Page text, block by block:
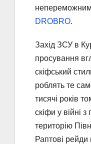
DROBRO.
Захід ЗСУ в
просування
скіфський
роблять те
тисячі років
скіфи у війні
територію
Раптові рейди